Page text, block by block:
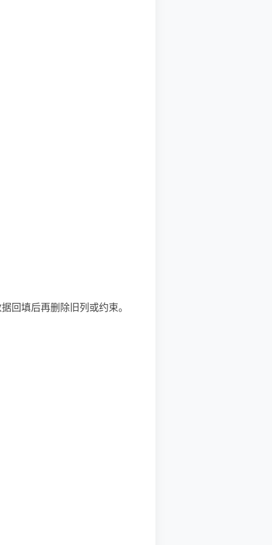
回填后再删除旧列或约束。